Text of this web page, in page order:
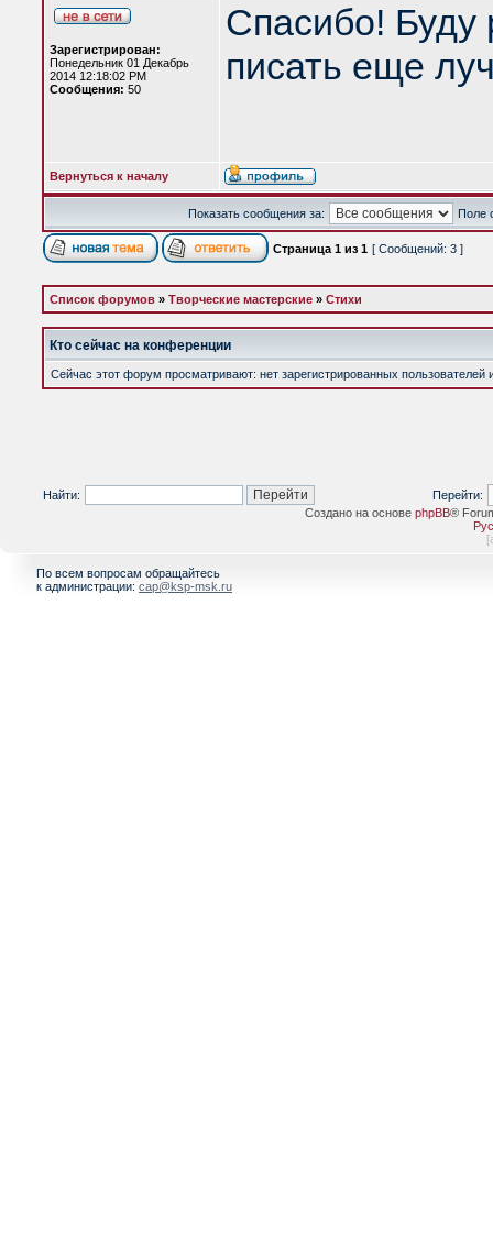
Зарегистрирован:
Понедельник 01 Декабрь
2014 12:18:02 PM
Сообщения: 50
Спасибо! Буду
писать еще
Вернуться к началу
Показать сообщения за: Поле
Страница 1 из 1 [ Сообщений: 3 ]
Список форумов » Творческие мастерские » Стихи
Кто сейчас на конференции
Сейчас этот форум просматривают: нет зарегистрированных пользователей
Найти:
Перейти:
Создано на основе phpBB®
[
По всем вопросам обращайтесь
к администрации: cap@ksp-msk.ru